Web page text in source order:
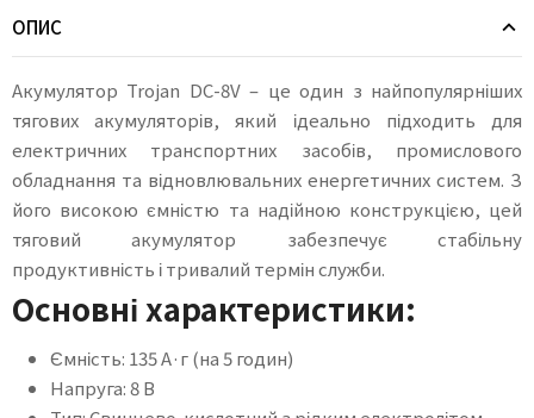
ОПИС
Акумулятор Trojan DC-8V – це один з найпопулярніших
тягових акумуляторів, який ідеально підходить для
електричних транспортних засобів, промислового
обладнання та відновлювальних енергетичних систем. З
його високою ємністю та надійною конструкцією, цей
тяговий акумулятор забезпечує стабільну
продуктивність і тривалий термін служби.
Основні характеристики:
Ємність: 135 А·г (на 5 годин)
Напруга: 8 В